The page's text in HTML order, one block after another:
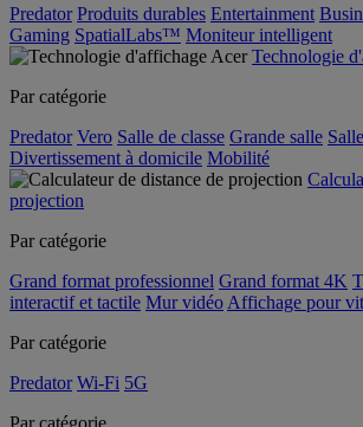
Predator Produits durables Entertainment
Gaming SpatialLabs™ Moniteur intelligent
Technologie
Par catégorie
Predator Vero Salle de classe Grande salle
Divertissement à domicile Mobilité
projection
Par catégorie
Grand format professionnel Grand format 4K
interactif et tactile Mur vidéo Affichage pour
Par catégorie
Predator Wi-Fi 5G
Par catégorie